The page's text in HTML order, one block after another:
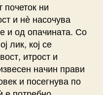
ни
и нѐ насочува
и од опачината. Со
лик, кој се
итрост и
начин прави
и посегнува по